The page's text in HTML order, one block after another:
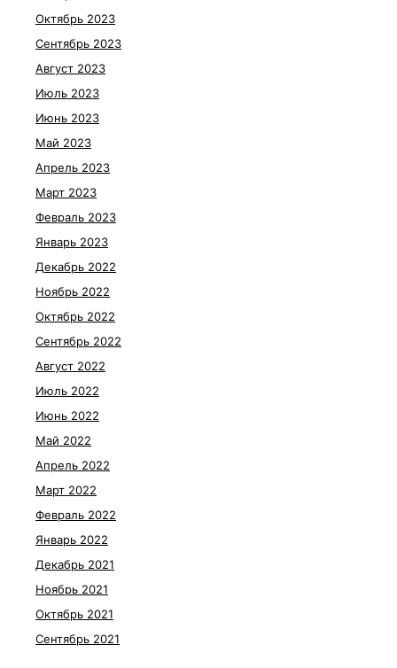
Октябрь 2023
Сентябрь 2023
Август 2023
Июль 2023
Июнь 2023
Май 2023
Апрель 2023
Март 2023
Февраль 2023
Январь 2023
Декабрь 2022
Ноябрь 2022
Октябрь 2022
Сентябрь 2022
Август 2022
Июль 2022
Июнь 2022
Май 2022
Апрель 2022
Март 2022
Февраль 2022
Январь 2022
Декабрь 2021
Ноябрь 2021
Октябрь 2021
Сентябрь 2021